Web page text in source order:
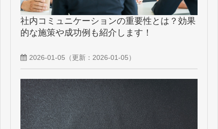
社内コミュニケーションの重要性とは？効果
的な施策や成功例も紹介します！
2026-01-05 （更新： 2026-01-05）